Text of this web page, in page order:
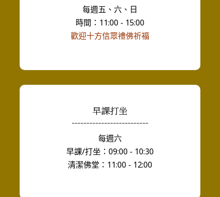
每週五、六、日
時間：11:00 - 15:00
歡迎十方信眾禮佛祈福
早課打坐
--------------------------
每週六
早課/打坐：09:00 - 10:30
清潔佛堂：11:00 - 12:00